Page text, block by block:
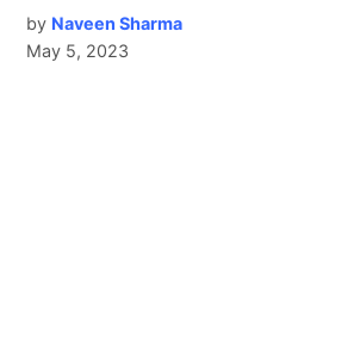
by Naveen Sharma
May 5, 2023